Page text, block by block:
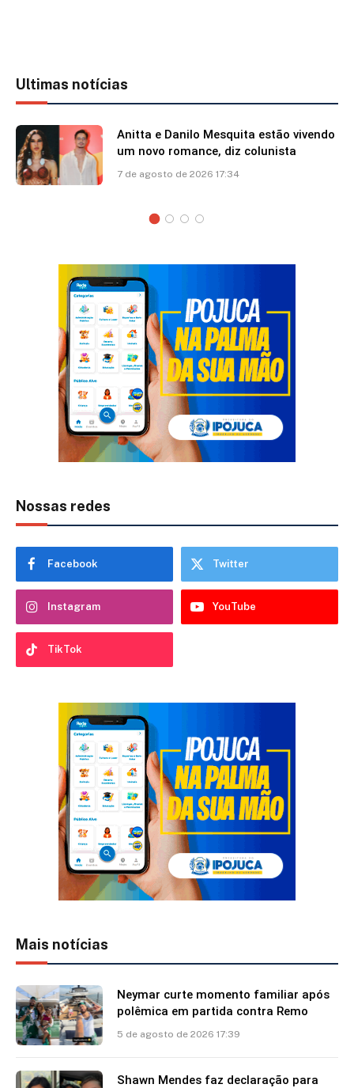
Ultimas notícias
Anitta e Danilo Mesquita estão vivendo
um novo romance, diz colunista
7 de agosto de 2026 17:34
Nossas redes
Facebook Twitter
Instagram YouTube
TikTok
Mais notícias
Neymar curte momento familiar após
polêmica em partida contra Remo
5 de agosto de 2026 17:39
Shawn Mendes faz declaração para